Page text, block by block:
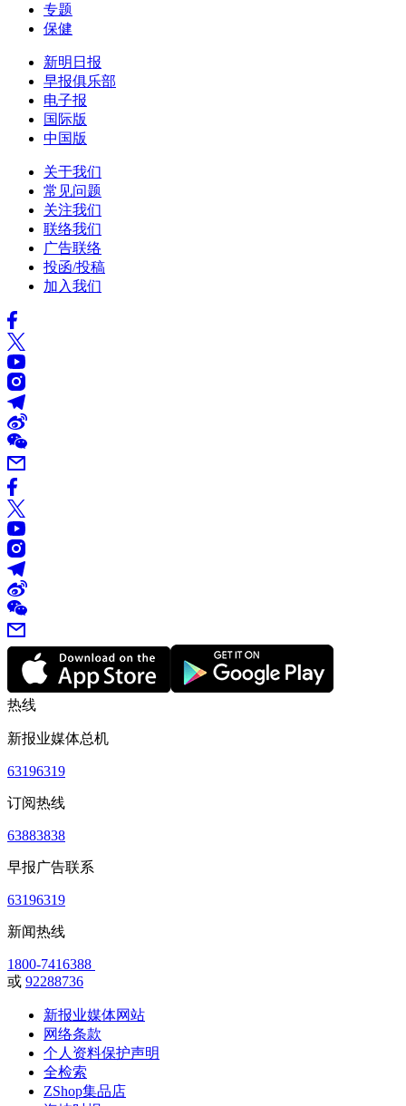
专题
保健
新明日报
早报俱乐部
电子报
国际版
中国版
关于我们
常见问题
关注我们
联络我们
广告联络
投函/投稿
加入我们
热线
新报业媒体总机
63196319
订阅热线
63883838
早报广告联系
63196319
新闻热线
1800-7416388
或 92288736
新报业媒体网站
网络条款
个人资料保护声明
全检索
ZShop集品店